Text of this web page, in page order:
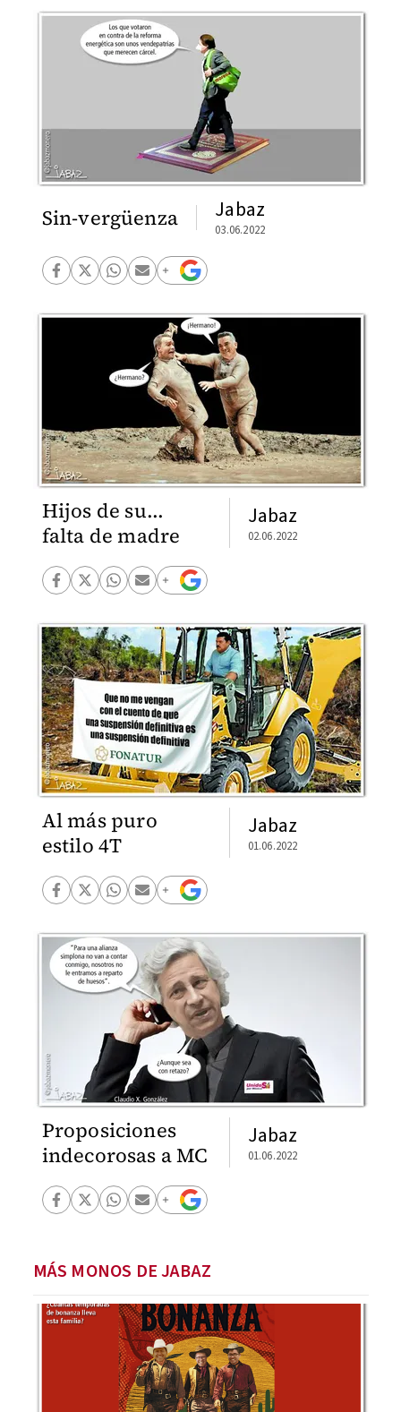
Sin-vergüenza Jabaz
03.06.2022
Hijos de su...
falta de madre
Jabaz
02.06.2022
Al más puro
estilo 4T
Jabaz
01.06.2022
Proposiciones
indecorosas a MC
Jabaz
01.06.2022
MÁS MONOS DE JABAZ